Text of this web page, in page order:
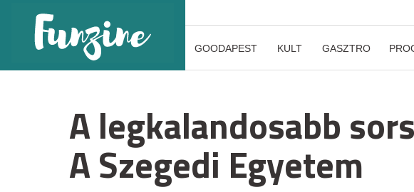
GOODAPEST KULT GASZTRO
A legkalandosabb
A Szegedi Egyetem